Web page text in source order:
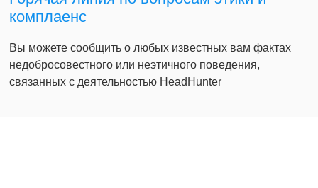
комплаенс
Вы можете сообщить о любых известных вам фактах
недобросовестного или неэтичного поведения,
связанных с деятельностью HeadHunter